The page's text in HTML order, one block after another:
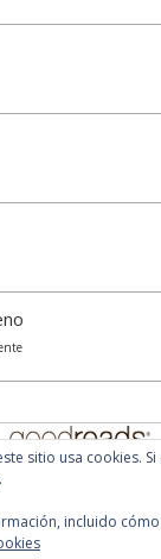
sitio usa cookies.
incluido